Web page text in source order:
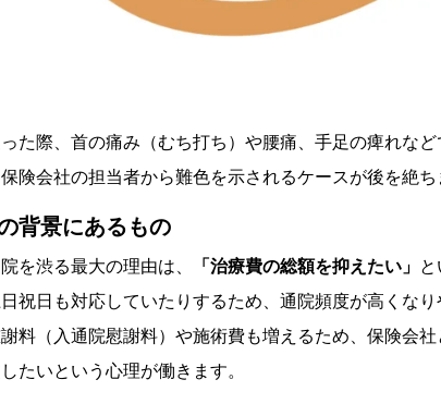
た際、首の痛み（むち打ち）や腰痛、手足の痺れな
険会社の担当者から難色を示されるケースが後を絶ち
背景にあるもの
を渋る最大の理由は、 「治療費の総額を抑えたい」
祝日も対応していたりするため、通院頻度が高くな
料（入通院慰謝料）や施術費も増えるため、保険会
たいという心理が働きます。